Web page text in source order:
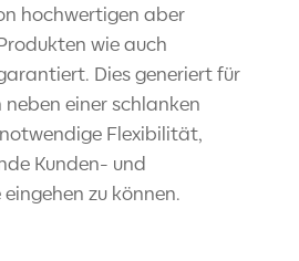
hochwertigen aber
wie auch
Dies generiert für
einer schlanken
Flexibilität,
Kunden- und
zu können.